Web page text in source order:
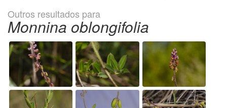
Outros resultados para
Monnina oblongifolia